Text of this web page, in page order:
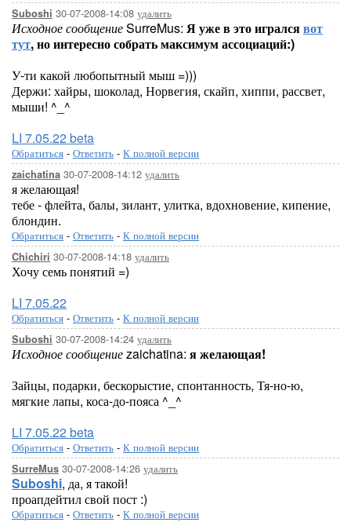
Suboshi 30-07-2008-14:08 удалить
Исходное сообщениеSurreMus: Я уже в это игралсявот
тут, но интересно собрать максимум ассоциаций:)
У-ти какой любопытный мыш =)))
Держи: хайры, шоколад, Норвегия, скайп, хиппи, рассвет,
мыши! ^_^
LI 7.05.22 beta
Обратиться - Ответить - К полной версии
zaichatina 30-07-2008-14:12 удалить
я желающая!
тебе - флейта, балы, зилант, улитка, вдохновение, кипение,
блондин.
Обратиться - Ответить - К полной версии
Chichiri 30-07-2008-14:18 удалить
Хочу семь понятий =)
LI 7.05.22
Обратиться - Ответить - К полной версии
Suboshi 30-07-2008-14:24 удалить
Исходное сообщениеzaichatina: я желающая!
Зайцы, подарки, бескорыстие, спонтанность, Тя-но-ю,
мягкие лапы, коса-до-пояса ^_^
LI 7.05.22 beta
Обратиться - Ответить - К полной версии
SurreMus 30-07-2008-14:26 удалить
Suboshi, да, я такой!
проапдейтил свой пост :)
Обратиться - Ответить - К полной версии